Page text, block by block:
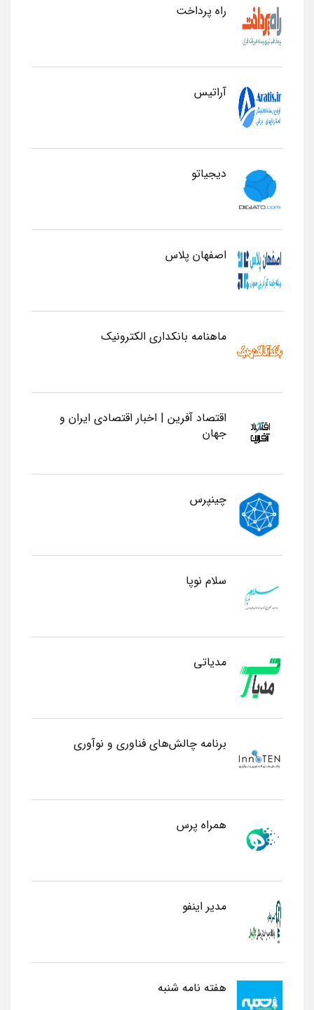
راه پرداخت
آراتیس
دیجیاتو
اصفهان پلاس
ماهنامه بانکداری الکترونیک
اقتصاد آفرین | اخبار اقتصادی ایران و
جهان
چینپرس
سلام نوپا
مدیاتی
برنامه چالش‌های فناوری و نوآوری
همراه پرس
مدیر اینفو
هفته نامه شنبه